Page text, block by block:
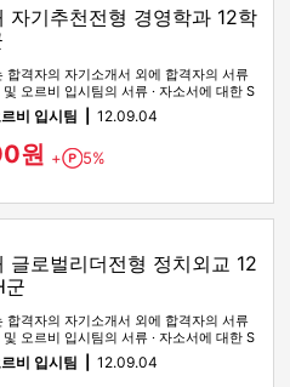
자기추천전형 경영학과 12학
합격자의 자기소개서 외에 합격자의 서류
오르비 입시팀의 서류 · 자소서에 대한 S
이 포함돼 …
비 입시팀 12.09.04
원 + Point
5%
글로벌리더전형 정치외교 12
군
합격자의 자기소개서 외에 합격자의 서류
오르비 입시팀의 서류 · 자소서에 대한 S
이 포함돼 …
비 입시팀 12.09.04